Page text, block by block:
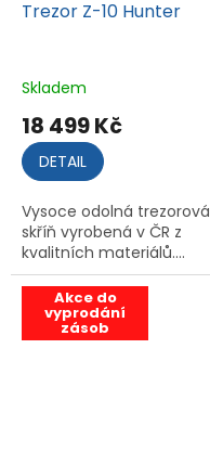
Trezor Z-10 Hunter
Skladem
18 499 Kč
DETAIL
Vysoce odolná trezorová
skříň vyrobená v ČR z
kvalitních materiálů....
Akce do
vyprodání
zásob